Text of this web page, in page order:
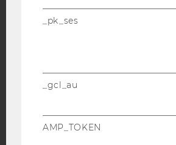
DATENSCHUTZERKLÄRUNG
STUDIENBEWERBER*INNEN
_pk_ses
_gcl_au
AMP_TOKEN